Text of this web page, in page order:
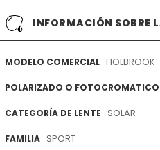
INFORMACIÓN SOBRE
MODELO COMERCIAL HOLBROOK
POLARIZADO O FOTOCROMATICO
CATEGORÍA DE LENTE SOLAR
FAMILIA SPORT